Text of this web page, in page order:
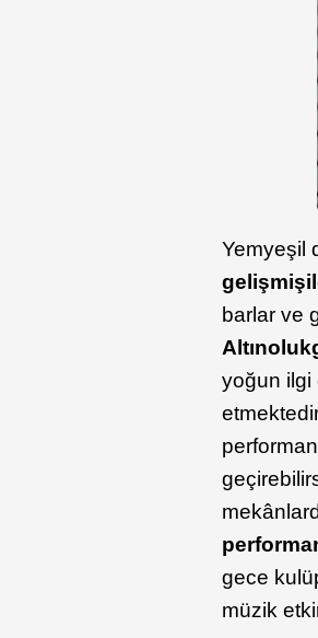
Yemyeşil
gelişmiş
barlar ve
Altınoluk
yoğun ilgi
gece
müzik